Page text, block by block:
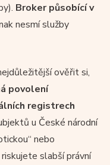
Broker působící v
nesmí služby
ověřit si,
povolení
registrech
u České národní
nebo
slabší právní